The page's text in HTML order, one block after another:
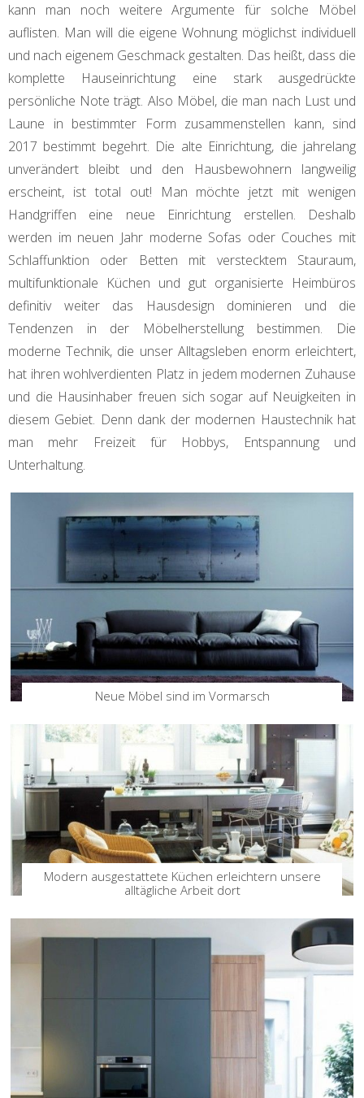
kann man noch weitere Argumente für solche Möbel
auflisten. Man will die eigene Wohnung möglichst individuell
und nach eigenem Geschmack gestalten. Das heißt, dass die
komplette Hauseinrichtung eine stark ausgedrückte
persönliche Note trägt. Also Möbel, die man nach Lust und
Laune in bestimmter Form zusammenstellen kann, sind
2017 bestimmt begehrt. Die alte Einrichtung, die jahrelang
unverändert bleibt und den Hausbewohnern langweilig
erscheint, ist total out! Man möchte jetzt mit wenigen
Handgriffen eine neue Einrichtung erstellen. Deshalb
werden im neuen Jahr moderne Sofas oder Couches mit
Schlaffunktion oder Betten mit verstecktem Stauraum,
multifunktionale Küchen und gut organisierte Heimbüros
definitiv weiter das Hausdesign dominieren und die
Tendenzen in der Möbelherstellung bestimmen. Die
moderne Technik, die unser Alltagsleben enorm erleichtert,
hat ihren wohlverdienten Platz in jedem modernen Zuhause
und die Hausinhaber freuen sich sogar auf Neuigkeiten in
diesem Gebiet. Denn dank der modernen Haustechnik hat
man mehr Freizeit für Hobbys, Entspannung und
Unterhaltung.
Neue Möbel sind im Vormarsch
Modern ausgestattete Küchen erleichtern unsere
alltägliche Arbeit dort